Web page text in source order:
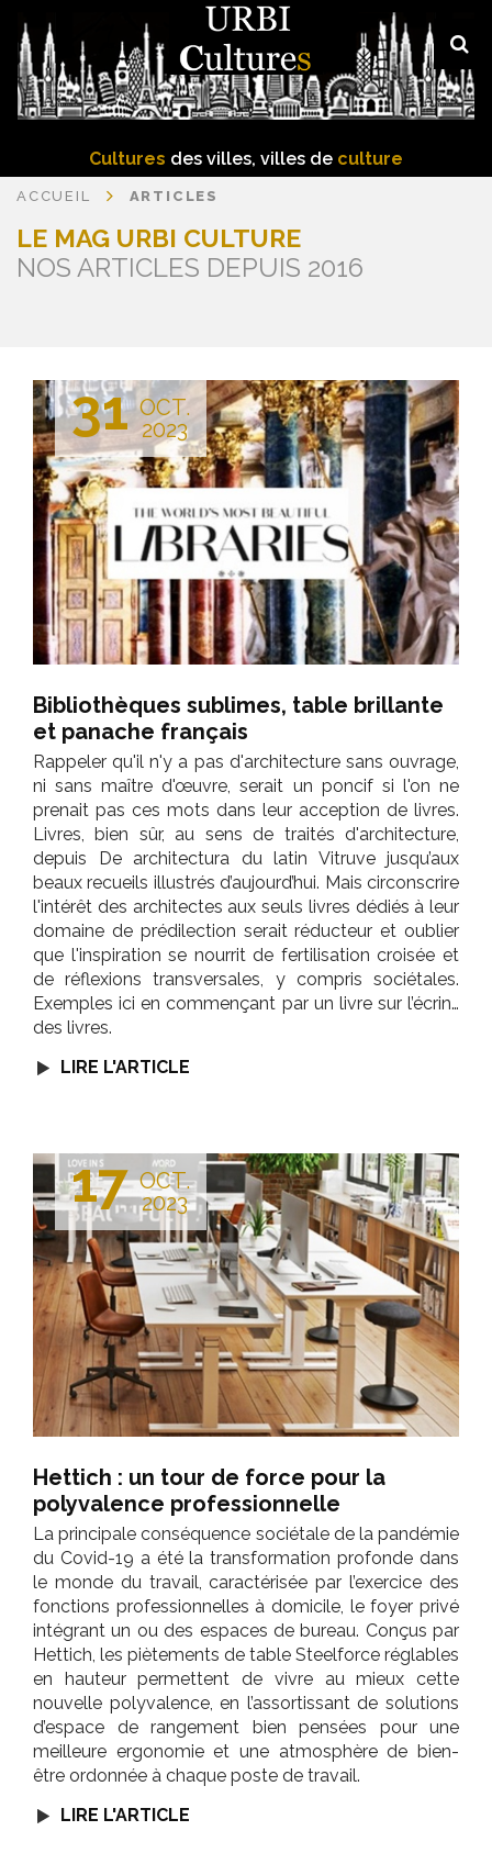
Cultures des villes, villes de culture
LE MAG URBI CULTURE
NOS ARTICLES DEPUIS 2016
ACCUEIL ARTICLES
31 OCT.
2023
Bibliothèques sublimes, table brillante
et panache français
Rappeler qu'il n'y a pas d'architecture sans ouvrage,
ni sans maître d'œuvre, serait un poncif si l'on ne
prenait pas ces mots dans leur acception de livres.
Livres, bien sûr, au sens de traités d'architecture,
depuis De architectura du latin Vitruve jusqu’aux
beaux recueils illustrés d’aujourd’hui. Mais circonscrire
l'intérêt des architectes aux seuls livres dédiés à leur
domaine de prédilection serait réducteur et oublier
que l'inspiration se nourrit de fertilisation croisée et
de réflexions transversales, y compris sociétales.
Exemples ici en commençant par un livre sur l’écrin…
des livres.
LIRE L'ARTICLE
17 OCT.
2023
Hettich : un tour de force pour la
polyvalence professionnelle
La principale conséquence sociétale de la pandémie
du Covid-19 a été la transformation profonde dans
le monde du travail, caractérisée par l’exercice des
fonctions professionnelles à domicile, le foyer privé
intégrant un ou des espaces de bureau. Conçus par
Hettich, les piètements de table Steelforce réglables
en hauteur permettent de vivre au mieux cette
nouvelle polyvalence, en l’assortissant de solutions
d’espace de rangement bien pensées pour une
meilleure ergonomie et une atmosphère de bien-
être ordonnée à chaque poste de travail.
LIRE L'ARTICLE